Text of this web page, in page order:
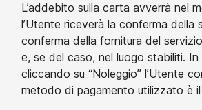
L’addebito sulla carta avverrà nel
l’Utente riceverà la conferma della
conferma della fornitura del
e, se del caso, nel luogo stabiliti.
cliccando su “Noleggio” l’Utente
metodo di pagamento utilizzato è